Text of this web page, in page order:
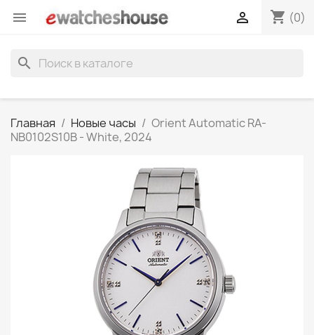
 shopping_cart (0)

search
Главная Новые часы
Orient Automatic RA-
NB0102S10B - White, 2024